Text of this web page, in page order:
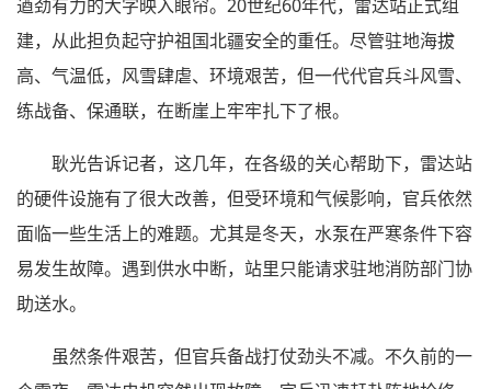
遒劲有力的大字映入眼帘。20世纪60年代，雷达站正式组
建，从此担负起守护祖国北疆安全的重任。尽管驻地海拔
高、气温低，风雪肆虐、环境艰苦，但一代代官兵斗风雪、
练战备、保通联，在断崖上牢牢扎下了根。
耿光告诉记者，这几年，在各级的关心帮助下，雷达站
的硬件设施有了很大改善，但受环境和气候影响，官兵依然
面临一些生活上的难题。尤其是冬天，水泵在严寒条件下容
易发生故障。遇到供水中断，站里只能请求驻地消防部门协
助送水。
虽然条件艰苦，但官兵备战打仗劲头不减。不久前的一